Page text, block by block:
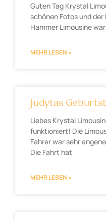
Guten Tag Krystal
schönen Fotos und
Hammer Limousine
MEHR LESEN »
Judytas
Liebes Krystal
funktioniert! Die
Fahrer war sehr
Die Fahrt hat
MEHR LESEN »